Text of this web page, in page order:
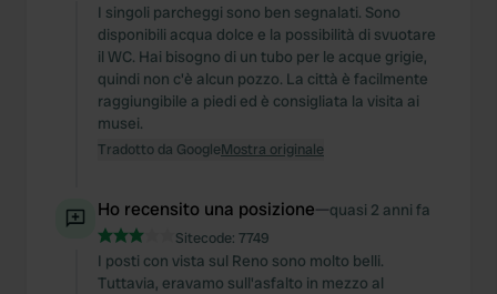
I singoli parcheggi sono ben segnalati. Sono
disponibili acqua dolce e la possibilità di svuotare
il WC. Hai bisogno di un tubo per le acque grigie,
quindi non c'è alcun pozzo. La città è facilmente
raggiungibile a piedi ed è consigliata la visita ai
musei.
Tradotto da GoogleMostra originale
Ho recensito una posizione—quasi 2 anni fa
Sitecode: 7749
I posti con vista sul Reno sono molto belli.
Tuttavia, eravamo sull'asfalto in mezzo al